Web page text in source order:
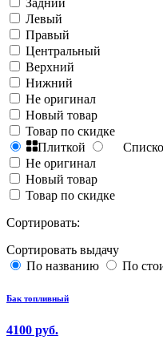
Задний
Левый
Правый
Центральный
Верхний
Нижний
Не оригинал
Новый товар
Товар по скидке
Плиткой
Не оригинал
Новый товар
Товар по скидке
Сортировать:
Сортировать выдачу
По названию
По
Бак топливный
4100 руб.